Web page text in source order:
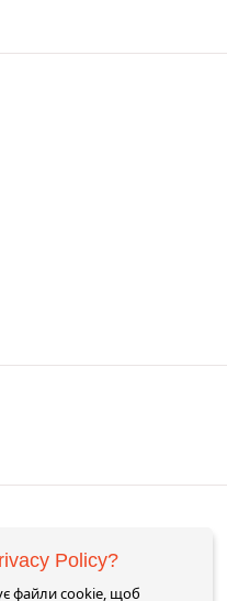
Policy?
файли cookie, щоб